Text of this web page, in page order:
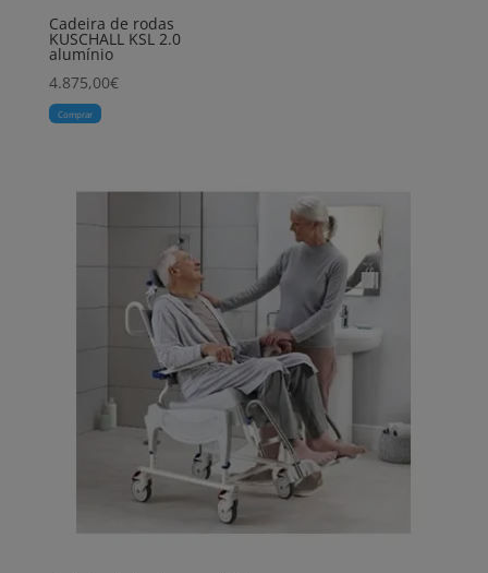
Cadeira de rodas
KUSCHALL KSL 2.0
alumínio
4.875,00€
Comprar